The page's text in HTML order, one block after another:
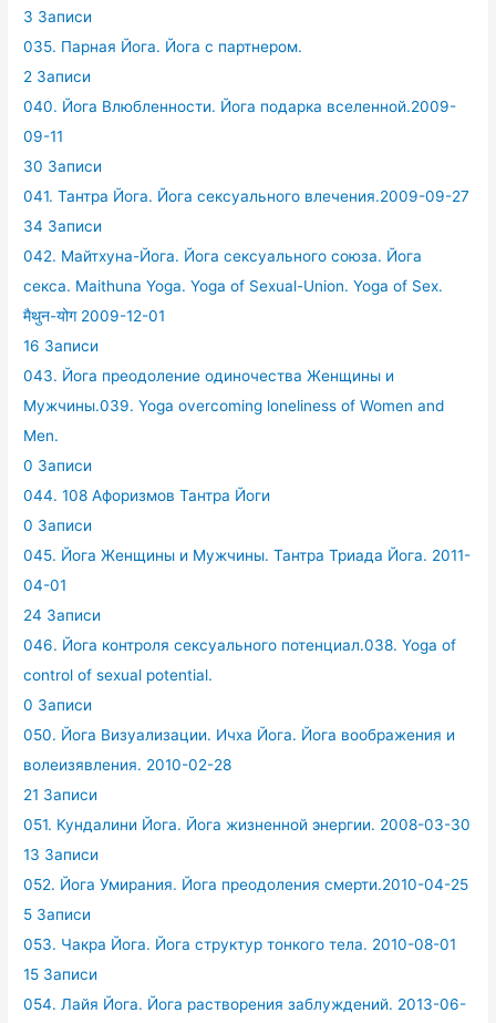
3 Записи
035. Парная Йога. Йога с партнером.
2 Записи
040. Йога Влюбленности. Йога подарка вселенной.2009-
09-11
30 Записи
041. Тантра Йога. Йога сексуального влечения.2009-09-27
34 Записи
042. Майтхуна-Йога. Йога сексуального союза. Йога
секса. Maithuna Yoga. Yoga of Sexual-Union. Yoga of Sex.
मैथुन-योग 2009-12-01
16 Записи
043. Йога преодоление одиночества Женщины и
Мужчины.039. Yoga overcoming loneliness of Women and
Men.
0 Записи
044. 108 Афоризмов Тантра Йоги
0 Записи
045. Йога Женщины и Мужчины. Тантра Триада Йога. 2011-
04-01
24 Записи
046. Йога контроля сексуального потенциал.038. Yoga of
control of sexual potential.
0 Записи
050. Йога Визуализации. Ичха Йога. Йога воображения и
волеизявления. 2010-02-28
21 Записи
051. Кундалини Йога. Йога жизненной энергии. 2008-03-30
13 Записи
052. Йога Умирания. Йога преодоления смерти.2010-04-25
5 Записи
053. Чакра Йога. Йога структур тонкого тела. 2010-08-01
15 Записи
054. Лайя Йога. Йога растворения заблуждений. 2013-06-